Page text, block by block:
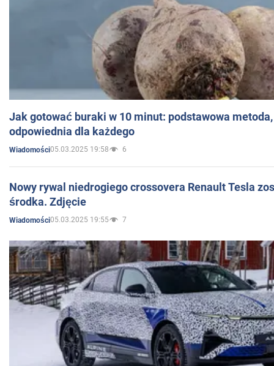
Jak gotować buraki w 10 minut: podstawowa
odpowiednia dla każdego
Wiadomości05.03.2025 19:58 6
Nowy rywal niedrogiego crossovera Renault Tesla
środka. Zdjęcie
Wiadomości05.03.2025 19:55 7